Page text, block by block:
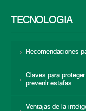
TECNOLOGÍA
Recomendaciones
Claves para
prevenir estafas
Ventajas de la